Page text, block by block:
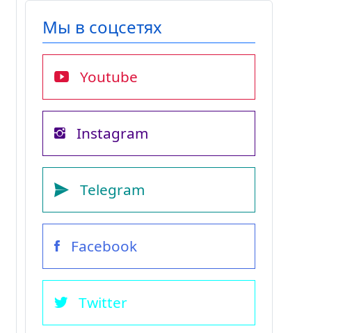
Мы в соцсетях
Youtube
Instagram
Telegram
Facebook
Twitter